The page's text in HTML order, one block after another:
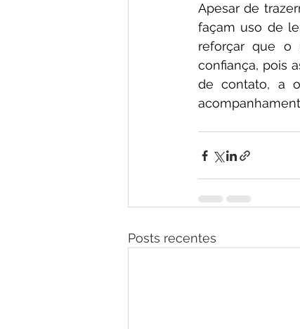
Apesar de
façam uso de
reforçar que o
confiança, pois
de contato, a
Posts recentes